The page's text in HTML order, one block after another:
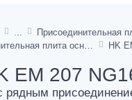
HK
EM 207
рядным